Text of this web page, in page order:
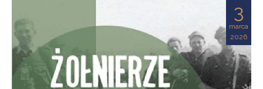
3
marca
2026